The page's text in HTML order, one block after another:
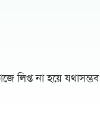
লিপ্ত না হয়ে যথাসম্ভব